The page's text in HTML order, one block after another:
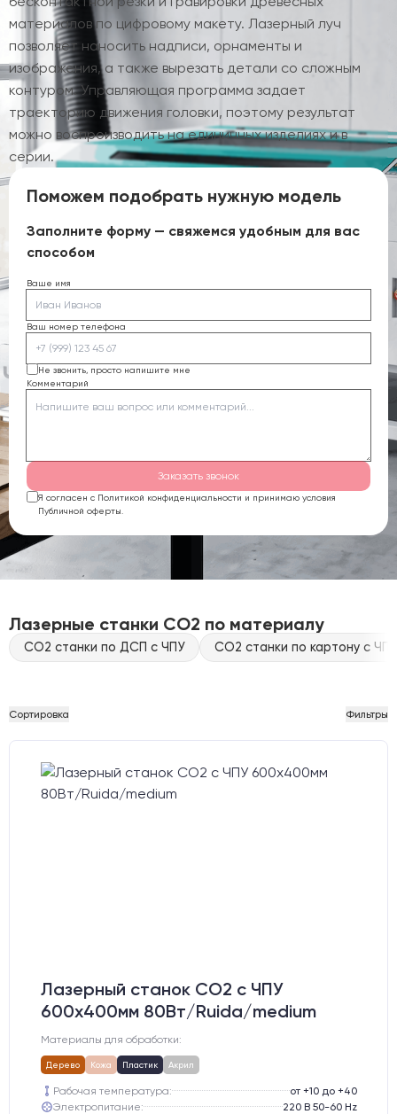
материалов по цифровому макету. Лазерный луч
позволяет наносить надписи, орнаменты и
изображения, а также вырезать детали со сложным
контуром. Управляющая программа задает
траекторию движения головки, поэтому результат
можно воспроизводить на единичных изделиях и в
серии.
Поможем подобрать нужную модель
Заполните форму — свяжемся удобным для вас
способом
Ваше имя
Ваш номер телефона
Не звонить, просто напишите мне
Комментарий
Заказать звонок
Я согласен с Политикой конфиденциальности и принимаю условия
Публичной оферты.
Лазерные станки CO2 по материалу
CO2 станки по ДСП с ЧПУ CO2 станки по картону с ЧПУ
Сортировка Фильтры
Лазерный станок CO2 c ЧПУ
600х400мм 80Вт/Ruida/medium
Материалы для обработки:
Дерево Кожа Пластик Акрил
Рабочая температура:
от +10 до +40
Электропитание:
220 В 50-60 Hz